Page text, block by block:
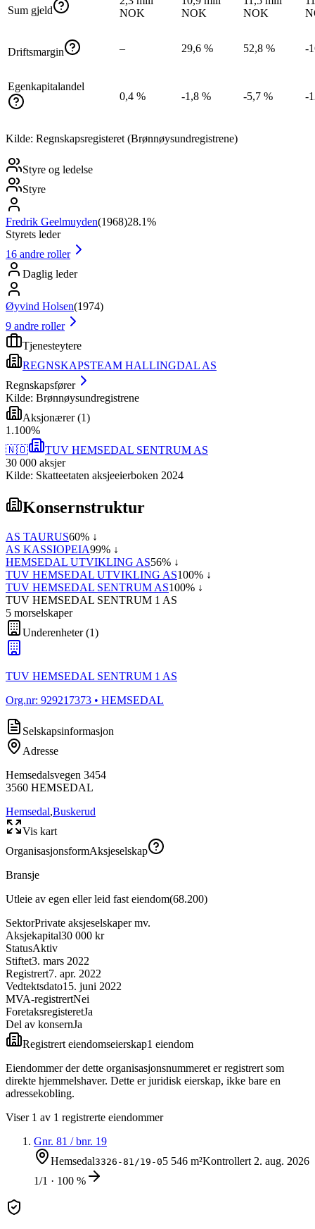
Sum gjeld
NOK
NOK
NOK
Driftsmargin – 29,6 % 52,8 % -
Egenkapitalandel
0,4 %
-1,8 % -5,7 % -
Kilde: Regnskapsregisteret (Brønnøysundregistrene)
Styre og ledelse
Styre
Fredrik Geelmuyden(1968)28.1%
Styrets leder
16 andre roller
Daglig leder
Øyvind Holsen(1974)
9 andre roller
Tjenesteytere
REGNSKAPSTEAM HALLINGDAL AS
Regnskapsfører
Kilde: Brønnøysundregistrene
Aksjonærer(1)
1 .100%
🇳🇴
TUV HEMSEDAL SENTRUM AS
30 000 aksjer
Kilde: Skatteetaten aksjeeierboken 2024
Konsernstruktur
AS TAURUS60% ↓
AS KASSIOPEIA99% ↓
HEMSEDAL UTVIKLING AS56% ↓
TUV HEMSEDAL UTVIKLING AS100% ↓
TUV HEMSEDAL SENTRUM AS100% ↓
TUV HEMSEDAL SENTRUM 1 AS
5 morselskaper
Underenheter(1)
TUV HEMSEDAL SENTRUM 1 AS
Org.nr: 929217373 • HEMSEDAL
Selskapsinformasjon
Adresse
Hemsedalsvegen 3454
3560 HEMSEDAL
Hemsedal,Buskerud
Vis kart
OrganisasjonsformAksjeselskap
Bransje
Utleie av egen eller leid fast eiendom(68.200)
SektorPrivate aksjeselskaper mv.
Aksjekapital30 000 kr
StatusAktiv
Stiftet3. mars 2022
Registrert7. apr. 2022
Vedtektsdato15. juni 2022
MVA-registrertNei
ForetaksregisteretJa
Del av konsernJa
Registrert eiendomseierskap1 eiendom
Eiendommer der dette organisasjonsnummeret er registrert som
direkte hjemmelshaver. Dette er juridisk eierskap, ikke bare en
adressekobling.
Viser 1 av 1 registrerte eiendommer
Gnr. 81 / bnr. 19
Hemsedal3326-81/19-05 546 m²Kontrollert2. aug. 2026
1/1 · 100 %